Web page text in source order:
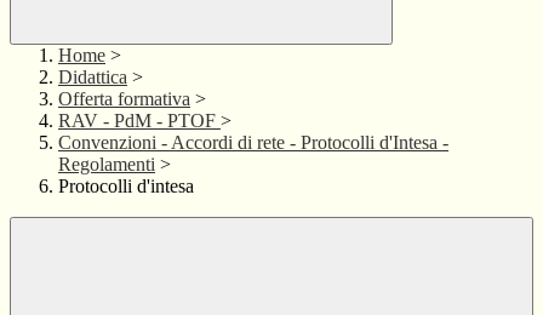
Home >
Didattica >
Offerta formativa >
RAV - PdM - PTOF >
Convenzioni - Accordi di rete - Protocolli d'Intesa -
Regolamenti >
Protocolli d'intesa